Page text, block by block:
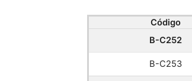
Código
B-C252
B-C253